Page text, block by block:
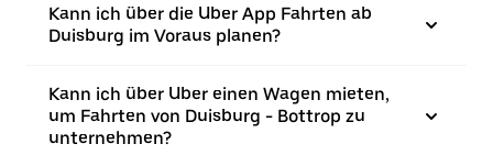
Kann ich über die Uber App Fahrten ab
Duisburg im Voraus planen?
Kann ich über Uber einen Wagen mieten,
um Fahrten von Duisburg - Bottrop zu
unternehmen?